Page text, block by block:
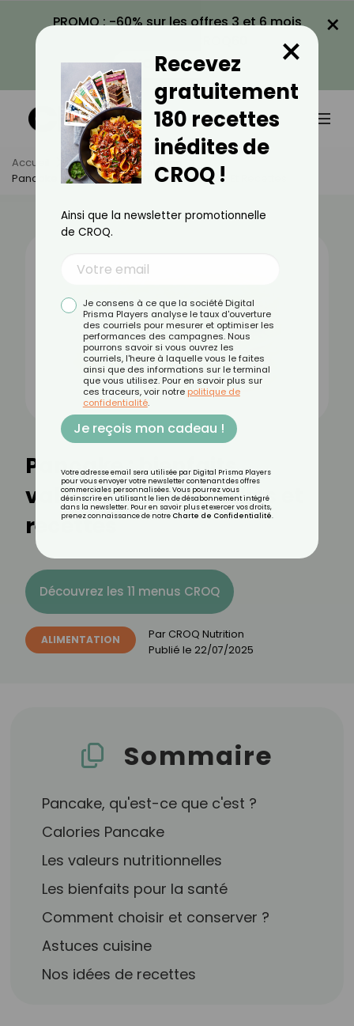
PROMO : -60% sur les offres 3 et 6 mois
VOIR LA PROMO
×
Accueil Actus
Alimentation
Pancake : Bienfaits, Valeurs Nutritionnelles Et Recettes
Pancake : bienfaits,
valeurs nutritionnelles et
recettes
Découvrez les 11 menus CROQ
ALIMENTATION Par CROQ Nutrition
Publié le 22/07/2025
Sommaire
Pancake, qu'est-ce que c'est ?
Calories Pancake
Les valeurs nutritionnelles
Les bienfaits pour la santé
Comment choisir et conserver ?
Astuces cuisine
Nos idées de recettes
Recevez
gratuitement
180 recettes
inédites de
CROQ !
×
Ainsi que la newsletter promotionnelle
de CROQ.
Je consens à ce que la société Digital
Prisma Players analyse le taux d'ouverture
des courriels pour mesurer et optimiser les
performances des campagnes. Nous
pourrons savoir si vous ouvrez les
courriels, l'heure à laquelle vous le faites
ainsi que des informations sur le terminal
que vous utilisez. Pour en savoir plus sur
ces traceurs, voir notre politique de
confidentialité.
Je reçois mon cadeau !
Votre adresse email sera utilisée par Digital Prisma Players
pour vous envoyer votre newsletter contenant des offres
commerciales personnalisées. Vous pourrez vous
désinscrire en utilisant le lien de désabonnement intégré
dans la newsletter. Pour en savoir plus et exercer vos droits,
prenez connaissance de notre Charte de Confidentialité.